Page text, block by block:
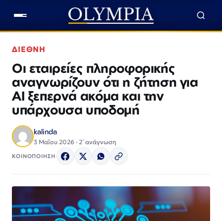
ΔΙΕΘΝΗ
Oι εταιρείες πληροφορικής
αναγνωρίζουν ότι η ζήτηση για
AI ξεπερνά ακόμα και την
υπάρχουσα υποδομή
kalinda
3 Μαΐου 2026 · 2΄ ανάγνωση
ΚΟΙΝΟΠΟΙΗΣΗ